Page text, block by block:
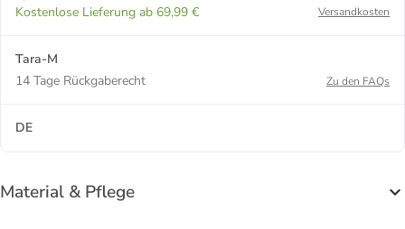
Kostenlose Lieferung ab 69,99 €
Versandkosten
Tara-M
14 Tage Rückgaberecht
Zu den FAQs
DE
Material & Pflege